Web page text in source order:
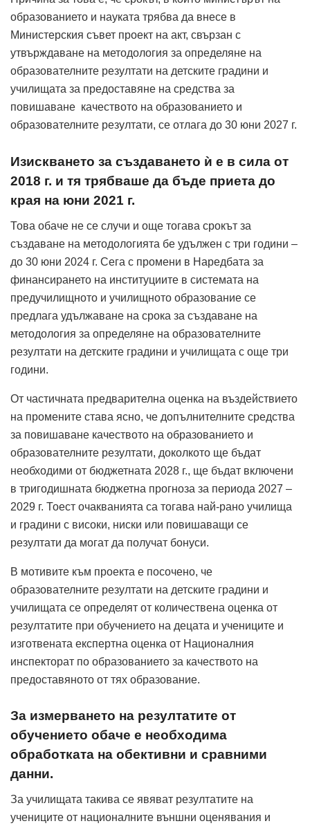
образованието и науката трябва да внесе в
Министерския съвет проект на акт, свързан с
утвърждаване на методология за определяне на
образователните резултати на детските градини и
училищата за предоставяне на средства за
повишаване качеството на образованието и
образователните резултати, се отлага до 30 юни 2027 г.
Изискването за създаването ѝ е в сила от
2018 г. и тя трябваше да бъде приета до
края на юни 2021 г.
Това обаче не се случи и още тогава срокът за
създаване на методологията бе удължен с три години –
до 30 юни 2024 г. Сега с промени в Наредбата за
финансирането на институциите в системата на
предучилищното и училищното образование се
предлага удължаване на срока за създаване на
методология за определяне на образователните
резултати на детските градини и училищата с още три
години.
От частичната предварителна оценка на въздействието
на промените става ясно, че допълнителните средства
за повишаване качеството на образованието и
образователните резултати, доколкото ще бъдат
необходими от бюджетната 2028 г., ще бъдат включени
в тригодишната бюджетна прогноза за периода 2027 –
2029 г. Тоест очакванията са тогава най-рано училища
и градини с високи, ниски или повишаващи се
резултати да могат да получат бонуси.
В мотивите към проекта е посочено, че
образователните резултати на детските градини и
училищата се определят от количествена оценка от
резултатите при обучението на децата и учениците и
изготвената експертна оценка от Националния
инспекторат по образованието за качеството на
предоставяното от тях образование.
За измерването на резултатите от
обучението обаче е необходима
обработката на обективни и сравними
данни.
За училищата такива се явяват резултатите на
учениците от националните външни оценявания и